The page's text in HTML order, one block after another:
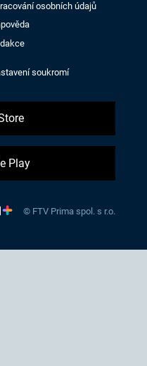
osobních údajů
soukromí
Play
© FTV Prima spol. s r.o.